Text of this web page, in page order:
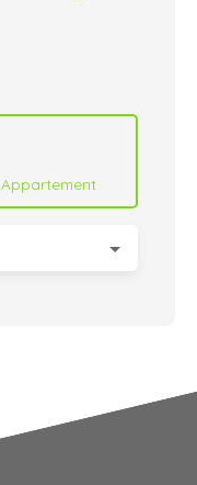
Appartement